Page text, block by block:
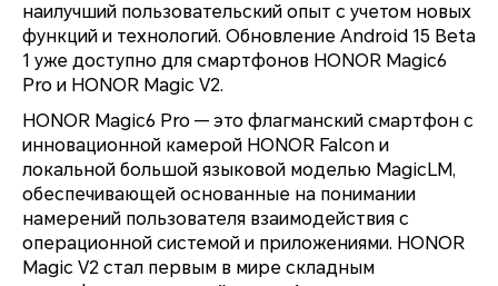
наилучший пользовательский опыт с учетом новых
функций и технологий. Обновление Android 15 Beta
1 уже доступно для смартфонов HONOR Magic6
Pro и HONOR Magic V2.
HONOR Magic6 Pro — это флагманский смартфон с
инновационной камерой HONOR Falcon и
локальной большой языковой моделью MagicLM,
обеспечивающей основанные на понимании
намерений пользователя взаимодействия с
операционной системой и приложениями. HONOR
Magic V2 стал первым в мире складным